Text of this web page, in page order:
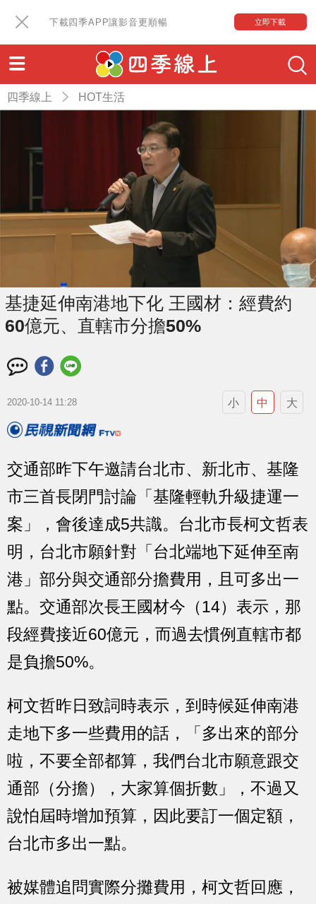
下載四季APP讓影音更順暢 立即下載
四季線上 HOT生活
基捷延伸南港地下化 王國材：經費約
60億元、直轄市分擔50%
2020-10-14 11:28 小 中 大
交通部昨下午邀請台北市、新北市、基隆
市三首長閉門討論「基隆輕軌升級捷運一
案」，會後達成5共識。台北市長柯文哲表
明，台北市願針對「台北端地下延伸至南
港」部分與交通部分擔費用，且可多出一
點。交通部次長王國材今（14）表示，那
段經費接近60億元，而過去慣例直轄市都
是負擔50%。
柯文哲昨日致詞時表示，到時候延伸南港
走地下多一些費用的話，「多出來的部分
啦，不要全部都算，我們台北市願意跟交
通部（分擔），大家算個折數」，不過又
說怕屆時增加預算，因此要訂一個定額，
台北市多出一點。
被媒體追問實際分攤費用，柯文哲回應，